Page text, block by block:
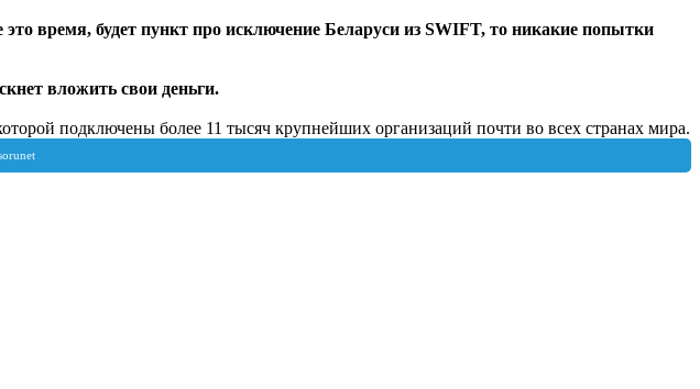
время, будет пункт про исключение Беларуси из SWIFT, то никакие попытки
вложить свои деньги.
подключены более 11 тысяч крупнейших организаций почти во всех странах мира.